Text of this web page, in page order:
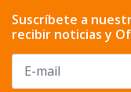
Suscríbete a
recibir noticias y